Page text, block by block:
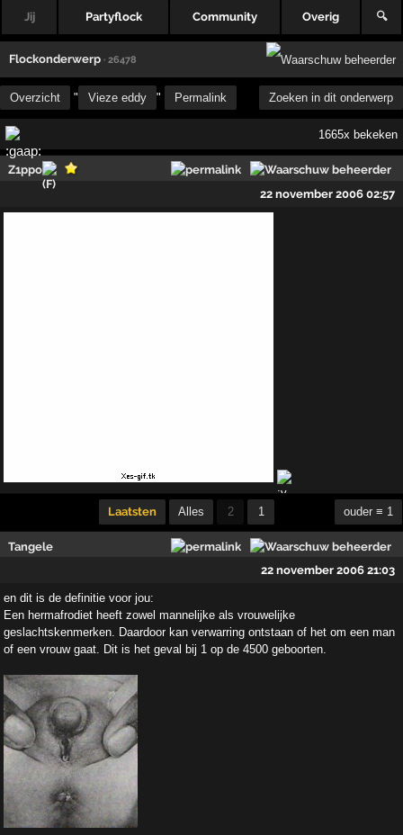
Jij Partyflock Community Overig 🔍
Flockonderwerp · 26478
Overzicht " Vieze eddy " Permalink Zoeken in dit onderwerp
1665x bekeken
Z1ppo
22 november 2006 02:57
Laatsten Alles 2 1 ouder ≡ 1
Tangele
22 november 2006 21:03
en dit is de definitie voor jou:
Een hermafrodiet heeft zowel mannelijke als vrouwelijke
geslachtskenmerken. Daardoor kan verwarring ontstaan of het om een man
of een vrouw gaat. Dit is het geval bij 1 op de 4500 geboorten.